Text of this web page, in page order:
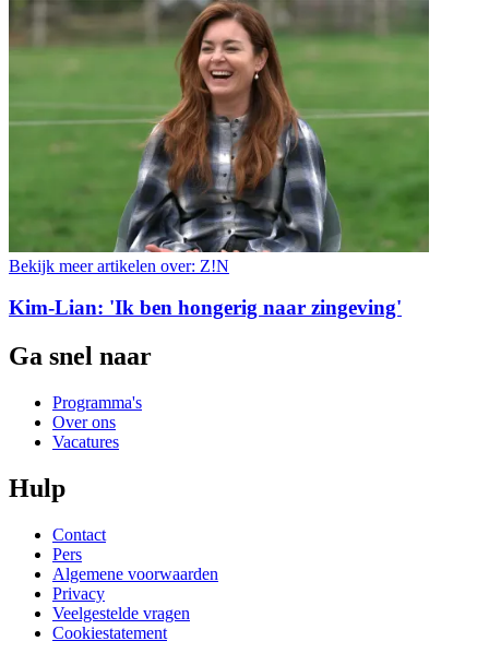
Bekijk meer artikelen over: Z!N
Kim-Lian: 'Ik ben hongerig naar zingeving'
Ga snel naar
Programma's
Over ons
Vacatures
Hulp
Contact
Pers
Algemene voorwaarden
Privacy
Veelgestelde vragen
Cookiestatement